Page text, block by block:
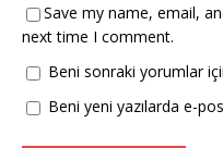
Save my name, email,
next time I comment.
Beni sonraki yorumlar
Beni yeni yazılarda e-